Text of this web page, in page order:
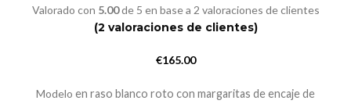
Valorado con 5.00de 5 en base a 2 valoraciones de clientes
(2 valoraciones de clientes)
€165.00
Modelo en raso blanco roto con margaritas de encaje de